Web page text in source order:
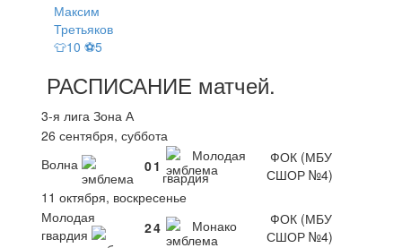
Максим
Третьяков
👕10 ⚽5
РАСПИСАНИЕ матчей.
3-я лига Зона А
26 сентября, суббота
Волна
01
Молодая
гвардия
ФОК (МБУ
СШОР №4)
11 октября, воскресенье
Молодая
гвардия
24 Монако
ФОК (МБУ
СШОР №4)